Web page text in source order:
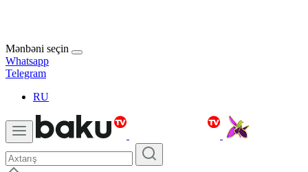
Mənbəni seçin
Whatsapp
Telegram
RU